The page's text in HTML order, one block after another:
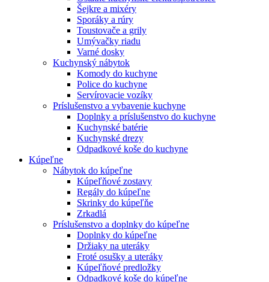
Šejkre a mixéry
Sporáky a rúry
Toustovače a grily
Umývačky riadu
Varné dosky
Kuchynský nábytok
Komody do kuchyne
Police do kuchyne
Servírovacie vozíky
Príslušenstvo a vybavenie kuchyne
Doplnky a príslušenstvo do kuchyne
Kuchynské batérie
Kuchynské drezy
Odpadkové koše do kuchyne
Kúpeľne
Nábytok do kúpeľne
Kúpeľňové zostavy
Regály do kúpeľne
Skrinky do kúpeľňe
Zrkadlá
Príslušenstvo a doplnky do kúpeľne
Doplnky do kúpeľne
Držiaky na uteráky
Froté osušky a uteráky
Kúpeľňové predložky
Odpadkové koše do kúpeľne